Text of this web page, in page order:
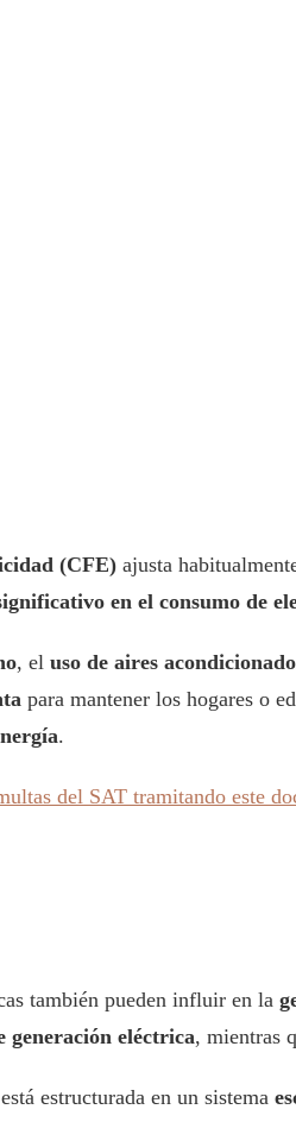
(CFE) ajusta
en el consumo de
, el uso de aires
para mantener los hogares o
.
del SAT tramitando este
también pueden influir en la
generación eléctrica, mientras
está estructurada en un sistema